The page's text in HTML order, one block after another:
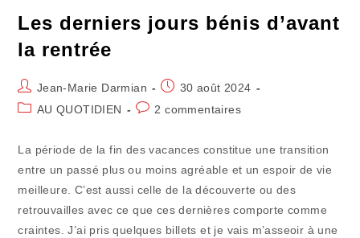
Les derniers jours bénis d’avant
la rentrée
Auteur/autrice
de
Jean-Marie Darmian
Publication
30 août 2024
PostAU QUOTIDIEN
Commentaires
2 commentaires
La période de la fin des vacances constitue une transition
entre un passé plus ou moins agréable et un espoir de vie
meilleure. C’est aussi celle de la découverte ou des
retrouvailles avec ce que ces dernières comporte comme
craintes. J’ai pris quelques billets et je vais m’asseoir à une